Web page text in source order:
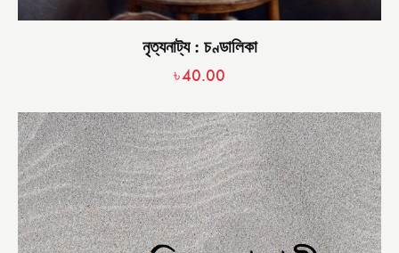
নৃত্যনাট্য : চণ্ডালিকা
৳40.00